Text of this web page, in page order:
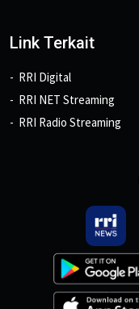
Link Terkait
RRI Digital
RRI NET Streaming
RRI Radio Streaming